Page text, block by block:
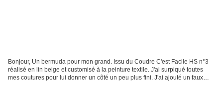
Bonjour, Un bermuda pour mon grand. Issu du Coudre C'est Facile HS n°3
réalisé en lin beige et customisé à la peinture textile. J'ai surpiqué toutes
mes coutures pour lui donner un côté un peu plus fini. J'ai ajouté un faux